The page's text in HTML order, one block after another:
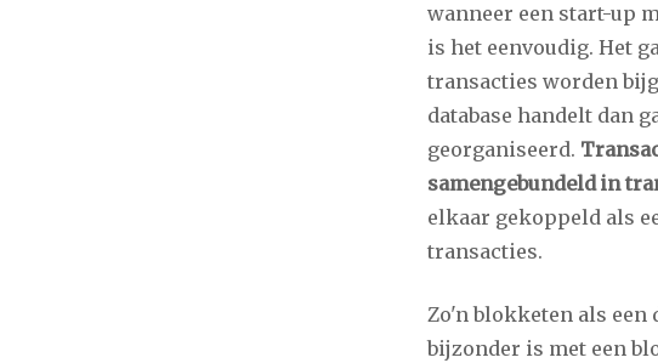
wanneer een start-up
is het eenvoudig. Het
transacties worden
database handelt dan
georganiseerd.
samengebundeld in
elkaar gekoppeld als
transacties.
Zo'n blokketen als een
bijzonder is met een